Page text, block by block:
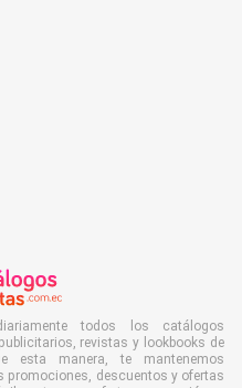
todos los catálogos
revistas y lookbooks de
esta manera, te mantenemos
promociones, descuentos y ofertas